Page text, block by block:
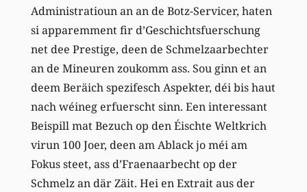
Administratioun an an de Botz-Servicer, haten
si apparemment fir d’Geschichtsfuerschung
net dee Prestige, deen de Schmelzaarbechter
an de Mineuren zoukomm ass. Sou ginn et an
deem Beräich spezifesch Aspekter, déi bis haut
nach wéineg erfuerscht sinn. Een interessant
Beispill mat Bezuch op den Éischte Weltkrich
virun 100 Joer, deen am Ablack jo méi am
Fokus steet, ass d’Fraenaarbecht op der
Schmelz an där Zäit. Hei en Extrait aus der